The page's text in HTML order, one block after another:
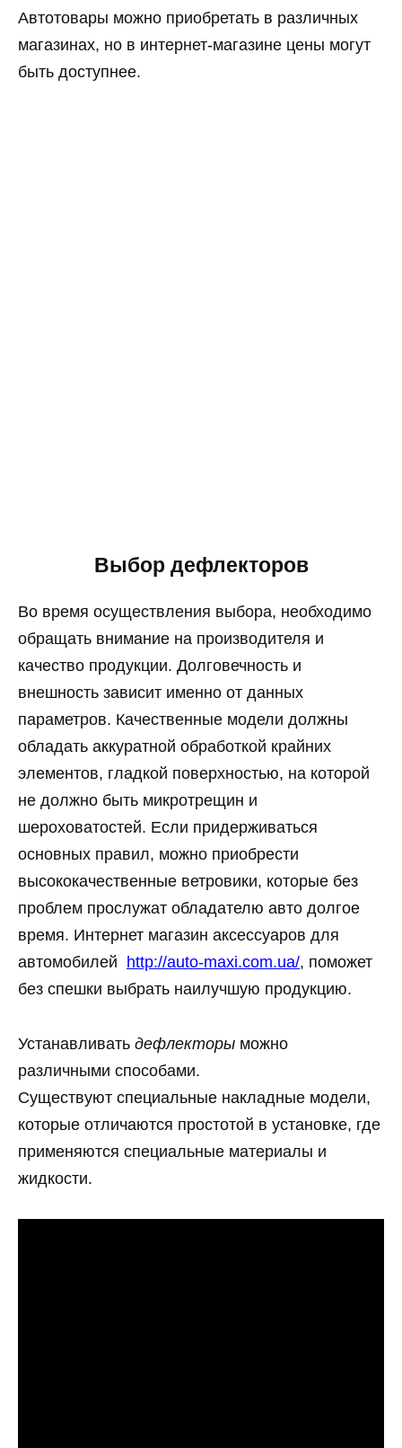
Автотовары можно приобретать в различных
магазинах, но в интернет-магазине цены могут
быть доступнее.
Выбор дефлекторов
Во время осуществления выбора, необходимо
обращать внимание на производителя и
качество продукции. Долговечность и
внешность зависит именно от данных
параметров. Качественные модели должны
обладать аккуратной обработкой крайних
элементов, гладкой поверхностью, на которой
не должно быть микротрещин и
шероховатостей. Если придерживаться
основных правил, можно приобрести
высококачественные ветровики, которые без
проблем прослужат обладателю авто долгое
время. Интернет магазин аксессуаров для
автомобилей
http://auto-maxi.com.ua/, поможет
без спешки выбрать наилучшую продукцию.
Устанавливать дефлекторы можно
различными способами.
Существуют специальные накладные модели,
которые отличаются простотой в установке, где
применяются специальные материалы и
жидкости.